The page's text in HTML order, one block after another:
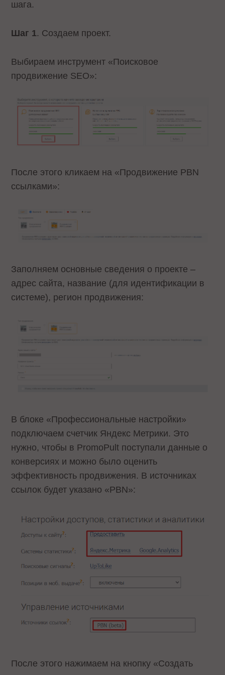
шага.
Шаг 1. Создаем проект.
Выбираем инструмент «Поисковое
продвижение SEO»:
После этого кликаем на «Продвижение PBN
ссылками»:
Заполняем основные сведения о проекте –
адрес сайта, название (для идентификации в
системе), регион продвижения:
В блоке «Профессиональные настройки»
подключаем счетчик Яндекс Метрики. Это
нужно, чтобы в PromoPult поступали данные о
конверсиях и можно было оценить
эффективность продвижения. В источниках
ссылок будет указано «PBN»:
После этого нажимаем на кнопку «Создать